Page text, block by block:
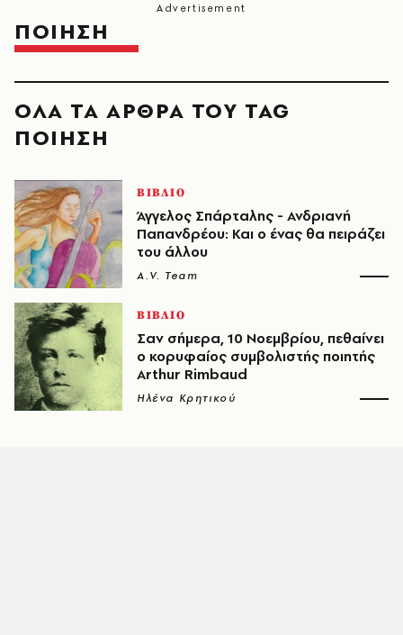
ΠΟΙΗΣΗ
ΟΛΑ ΤΑ ΑΡΘΡΑ ΤΟΥ TAG
ΠΟΙΗΣΗ
ΒΙΒΛΙΟ
Άγγελος Σπάρταλης - Ανδριανή
Παπανδρέου: Και ο ένας θα πειράζει
του άλλου
A.V. Team
ΒΙΒΛΙΟ
Σαν σήμερα, 10 Νοεμβρίου, πεθαίνει
ο κορυφαίος συμβολιστής ποιητής
Arthur Rimbaud
Ηλένα Κρητικού